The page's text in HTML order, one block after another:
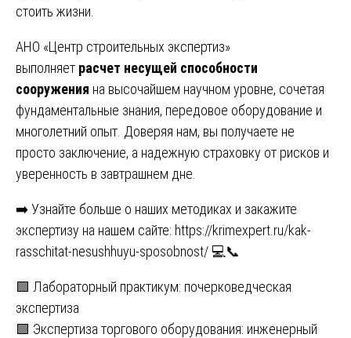
стоить жизни.
АНО «Центр строительных экспертиз»
выполняет расчет несущей способности
сооружения на высочайшем научном уровне, сочетая
фундаментальные знания, передовое оборудование и
многолетний опыт. Доверяя нам, вы получаете не
просто заключение, а надежную страховку от рисков и
уверенность в завтрашнем дне.
➡️ Узнайте больше о наших методиках и закажите
экспертизу на нашем сайте: https://krimexpert.ru/kak-
rasschitat-nesushhuyu-sposobnost/ 💻📞
Навигация
по
🟩 Лабораторный практикум: почерковедческая
экспертиза
🟩 Экспертиза торгового оборудования: инженерный